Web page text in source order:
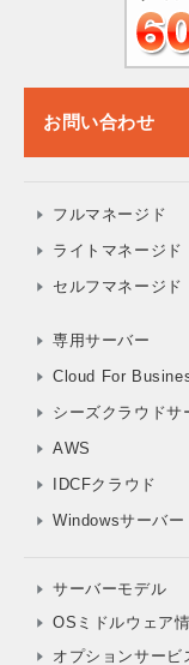
お問い合わせ
フルマネージド
ライトマネージド
セルフマネージド
専用サーバー
Cloud For
シーズクラウドサ
AWS
IDCFクラウド
Windowsサーバー
サーバーモデル
OSミドルウェア
オプションサービ